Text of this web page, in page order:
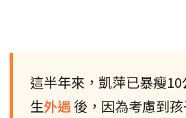
這半年來，凱萍已暴瘦
生外遇後，因為考慮到